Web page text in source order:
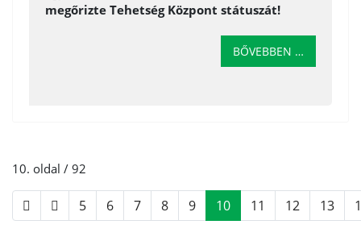
megőrizte Tehetség Központ státuszát!
BŐVEBBEN …
10. oldal / 92
5 6 7 8 9 10 11 12 13